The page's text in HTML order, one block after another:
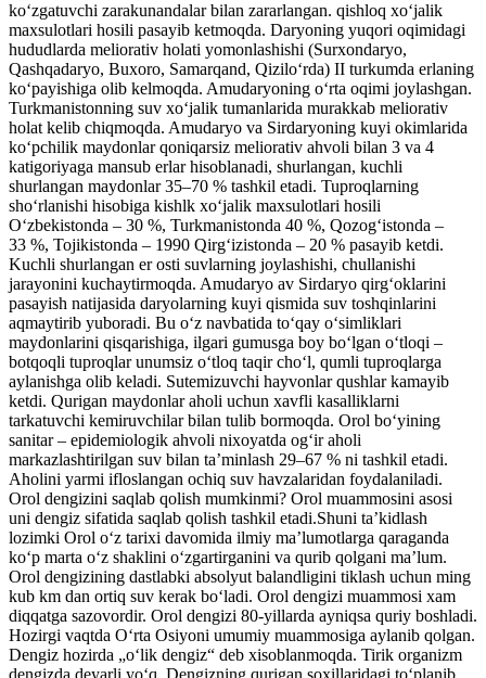
koʻzgatuvchi zarakunandalar bilan zararlangan. qishloq xoʻjalik
maxsulotlari hosili pasayib ketmoqda. Daryoning yuqori oqimidagi
hududlarda meliorativ holati yomonlashishi (Surxondaryo,
Qashqadaryo, Buxoro, Samarqand, Qiziloʻrda) II turkumda erlaning
koʻpayishiga olib kelmoqda. Amudaryoning oʻrta oqimi joylashgan.
Turkmanistonning suv xoʻjalik tumanlarida murakkab meliorativ
holat kelib chiqmoqda. Amudaryo va Sirdaryoning kuyi okimlarida
koʻpchilik maydonlar qoniqarsiz meliorativ ahvoli bilan 3 va 4
katigoriyaga mansub erlar hisoblanadi, shurlangan, kuchli
shurlangan maydonlar 35–70 % tashkil etadi. Tuproqlarning
shoʻrlanishi hisobiga kishlk xoʻjalik maxsulotlari hosili
Oʻzbekistonda – 30 %, Turkmanistonda 40 %, Qozogʻistonda –
33 %, Tojikistonda – 1990 Qirgʻizistonda – 20 % pasayib ketdi.
Kuchli shurlangan er osti suvlarning joylashishi, chullanishi
jarayonini kuchaytirmoqda. Amudaryo av Sirdaryo qirgʻoklarini
pasayish natijasida daryolarning kuyi qismida suv toshqinlarini
aqmaytirib yuboradi. Bu oʻz navbatida toʻqay oʻsimliklari
maydonlarini qisqarishiga, ilgari gumusga boy boʻlgan oʻtloqi –
botqoqli tuproqlar unumsiz oʻtloq taqir choʻl, qumli tuproqlarga
aylanishga olib keladi. Sutemizuvchi hayvonlar qushlar kamayib
ketdi. Qurigan maydonlar aholi uchun xavfli kasalliklarni
tarkatuvchi kemiruvchilar bilan tulib bormoqda. Orol boʻyining
sanitar – epidemiologik ahvoli nixoyatda ogʻir aholi
markazlashtirilgan suv bilan taʼminlash 29–67 % ni tashkil etadi.
Aholini yarmi ifloslangan ochiq suv havzalaridan foydalaniladi.
Orol dengizini saqlab qolish mumkinmi? Orol muammosini asosi
uni dengiz sifatida saqlab qolish tashkil etadi.Shuni taʼkidlash
lozimki Orol oʻz tarixi davomida ilmiy maʼlumotlarga qaraganda
koʻp marta oʻz shaklini oʻzgartirganini va qurib qolgani maʼlum.
Orol dengizining dastlabki absolyut balandligini tiklash uchun ming
kub km dan ortiq suv kerak boʻladi. Orol dengizi muammosi xam
diqqatga sazovordir. Orol dengizi 80-yillarda ayniqsa quriy boshladi.
Hozirgi vaqtda Oʻrta Osiyoni umumiy muammosiga aylanib qolgan.
Dengiz hozirda „oʻlik dengiz“ deb xisoblanmoqda. Tirik organizm
dengizda deyarli yoʻq. Dengizning qurigan soxillaridagi toʻplanib